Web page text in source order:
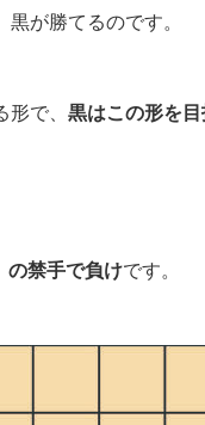
が勝てるのです。
で、 黒はこの形を
の禁手で負けです。